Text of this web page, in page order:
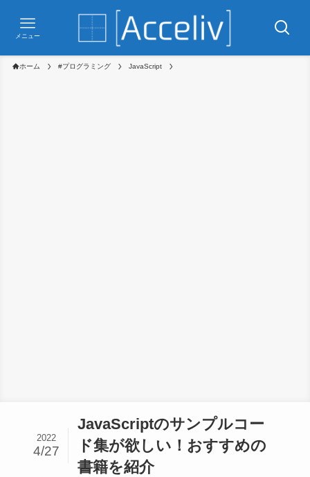
メニュー
ホーム #プログラミング JavaScript
JavaScriptのサンプルコー
ド集が欲しい！おすすめの
書籍を紹介
2022
4/27